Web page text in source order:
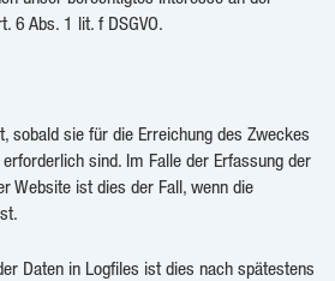
6 Abs. 1 lit. f DSGVO.
sobald sie für die Erreichung des Zweckes
sind. Im Falle der Erfassung der
Website ist dies der Fall, wenn die
Daten in Logfiles ist dies nach spätestens